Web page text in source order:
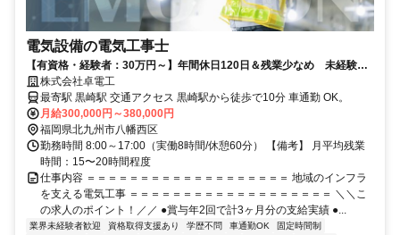
電気設備の電気工事士
【有資格・経験者：30万円～】年間休日120日＆残業少なめ 未経験か
らマルチな技術者へ！
株式会社卓電工
最寄駅 黒崎駅 交通アクセス 黒崎駅から徒歩で10分 車通勤 OK。
月給300,000円～380,000円
福岡県北九州市八幡西区
勤務時間 8:00～17:00（実働8時間/休憩60分） 【備考】 月平均残業
時間：15〜20時間程度
仕事内容 ＝＝＝＝＝＝＝＝＝＝＝＝＝＝＝＝＝＝＝ 地域のインフラ
を支える電気工事 ＝＝＝＝＝＝＝＝＝＝＝＝＝＝＝＝＝＝＝ ＼＼こ
の求人のポイント！／／ ●賞与年2回で計3ヶ月分の支給実績 ●...
業界未経験者歓迎 資格取得支援あり 学歴不問 車通勤OK
固定時間制